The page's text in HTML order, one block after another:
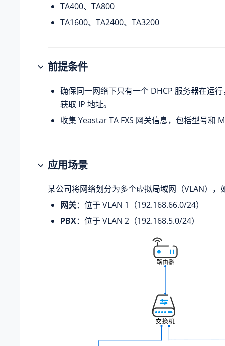
TA400、TA800
TA1600、TA2400、TA3200
前提条件
确保同一网络下只有一个 DHCP 服务器在运
获取 IP 地址。
收集YeastarTA FXS 网关信息，包括型号和
应用场景
某公司将网络划分为多个虚拟局域网（VLAN），
网关：位于 VLAN 1（192.168.66.0/24）
PBX：位于 VLAN 2（192.168.5.0/24）